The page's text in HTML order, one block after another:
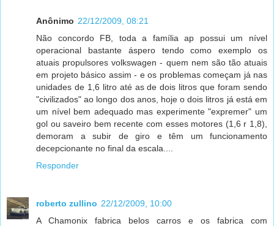
Anônimo 22/12/2009, 08:21
Não concordo FB, toda a família ap possui um nível
operacional bastante áspero tendo como exemplo os
atuais propulsores volkswagen - quem nem são tão atuais
em projeto básico assim - e os problemas começam já nas
unidades de 1,6 litro até as de dois litros que foram sendo
"civilizados" ao longo dos anos, hoje o dois litros já está em
um nível bem adequado mas experimente "expremer" um
gol ou saveiro bem recente com esses motores (1,6 r 1,8),
demoram a subir de giro e têm um funcionamento
decepcionante no final da escala....
Responder
roberto zullino 22/12/2009, 10:00
A Chamonix fabrica belos carros e os fabrica com